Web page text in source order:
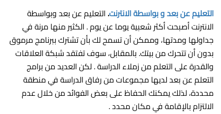
التعليم عن بعد و بواسطة الانترنت. التعليم عن بعد وبواسطة
الانترنت أصبحت أكثر شعبية يوما عن يوم . الكثير منها مرنة في
جداولها ومدتها، وممكن أن تسمح لك بأن تشترك ببرنامج مرموق
بدون أن تتحرك من بيتك. بالمقابل، سوف تفتقد شبكة العلاقات
والقدرة على التعلم من زملاء الدراسة . لكن العديد من برامج
التعلم عن بعد لديها مجموعات من رفاق الدراسة في منطقة
محددة، لذلك يمكنك الحفاظ على بعض الفوائد من خلال عدم
الالتزام بالإقامة في مكان محدد .